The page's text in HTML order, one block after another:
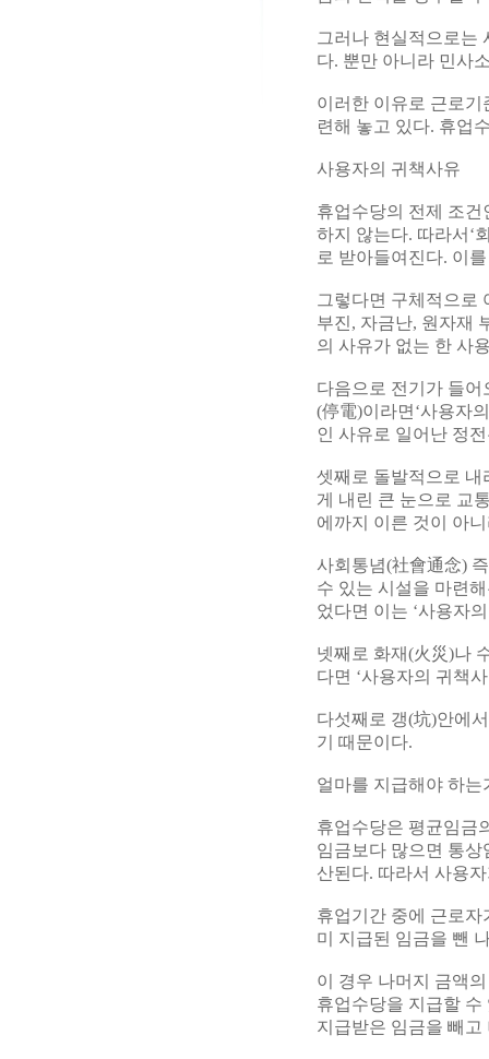
그러나 현실적으로는
다. 뿐만 아니라 민사
이러한 이유로 근로
련해 놓고 있다. 휴업
사용자의 귀책사유
휴업수당의 전제 조건
하지 않는다. 따라서‘
로 받아들여진다. 이
그렇다면 구체적으로
부진, 자금난, 원자재
의 사유가 없는 한 사
다음으로 전기가 들
(停電)이라면‘사용자
인 사유로 일어난 정
셋째로 돌발적으로 내
게 내린 큰 눈으로 교
에까지 이른 것이 아
사회통념(社會通念)
수 있는 시설을 마련
었다면 이는 ‘사용자
넷째로 화재(火災)나
다면 ‘사용자의 귀책
다섯째로 갱(坑)안에
기 때문이다.
얼마를 지급해야 하는
휴업수당은 평균임금
임금보다 많으면 통
산된다. 따라서 사용
휴업기간 중에 근로
미 지급된 임금을 뺀
이 경우 나머지 금액
휴업수당을 지급할
지급받은 임금을 빼